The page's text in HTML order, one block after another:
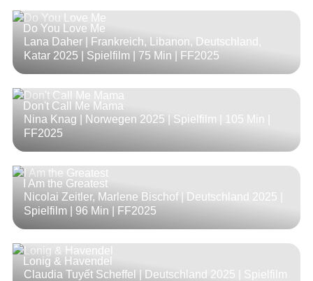
Do You Love Me
Lana Daher | Frankreich, Libanon, Deutschland,
Katar 2025 | Spielfilm | 75 Min | FF2025
Don't Call Me Mama
Nina Knag | Norwegen 2025 | Spielfilm |
105 Min
FF2025
I Am the Greatest
Nicolai Zeitler, Marlene Bischof | Deutschland 2025 |
Spielfilm | 96 Min | FF2025
Lonig & Havendel
Claudia Tuyết Scheffel | Deutschland 2025 | Spielfilm